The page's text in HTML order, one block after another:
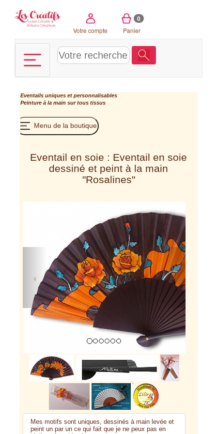
Votre compte
0
Panier
Eventails uniques et personnalisables
Peinture à la main sur tous tissus
Menu de la boutique
Eventail en soie : Eventail en soie
dessiné et peint à la main
"Rosalines"
Previous Next
Mes motifs sont uniques, dessinés à main levée et
peint un par un ce qui fait que je ne peux pas en